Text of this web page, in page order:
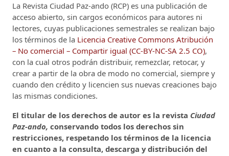
La Revista Ciudad Paz-ando (RCP) es una publicación de
acceso abierto, sin cargos económicos para autores ni
lectores, cuyas publicaciones semestrales se realizan bajo
los términos de la Licencia Creative Commons Atribución
– No comercial – Compartir igual (CC-BY-NC-SA 2.5 CO),
con la cual otros podrán distribuir, remezclar, retocar, y
crear a partir de la obra de modo no comercial, siempre y
cuando den crédito y licencien sus nuevas creaciones bajo
las mismas condiciones.
El titular de los derechos de autor es la revista Ciudad
Paz-ando, conservando todos los derechos sin
restricciones, respetando los términos de la licencia
en cuanto a la consulta, descarga y distribución del